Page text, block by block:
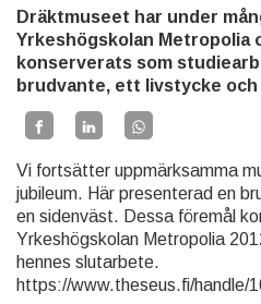
Dräktmuseet har under
Yrkeshögskolan Metropolia
konserverats som
brudvante, ett livstycke
Vi fortsätter uppmärksamma
jubileum. Här presenterad en
en sidenväst. Dessa föremål
Yrkeshögskolan Metropolia
hennes slutarbete.
https://www.theseus.fi/handle/